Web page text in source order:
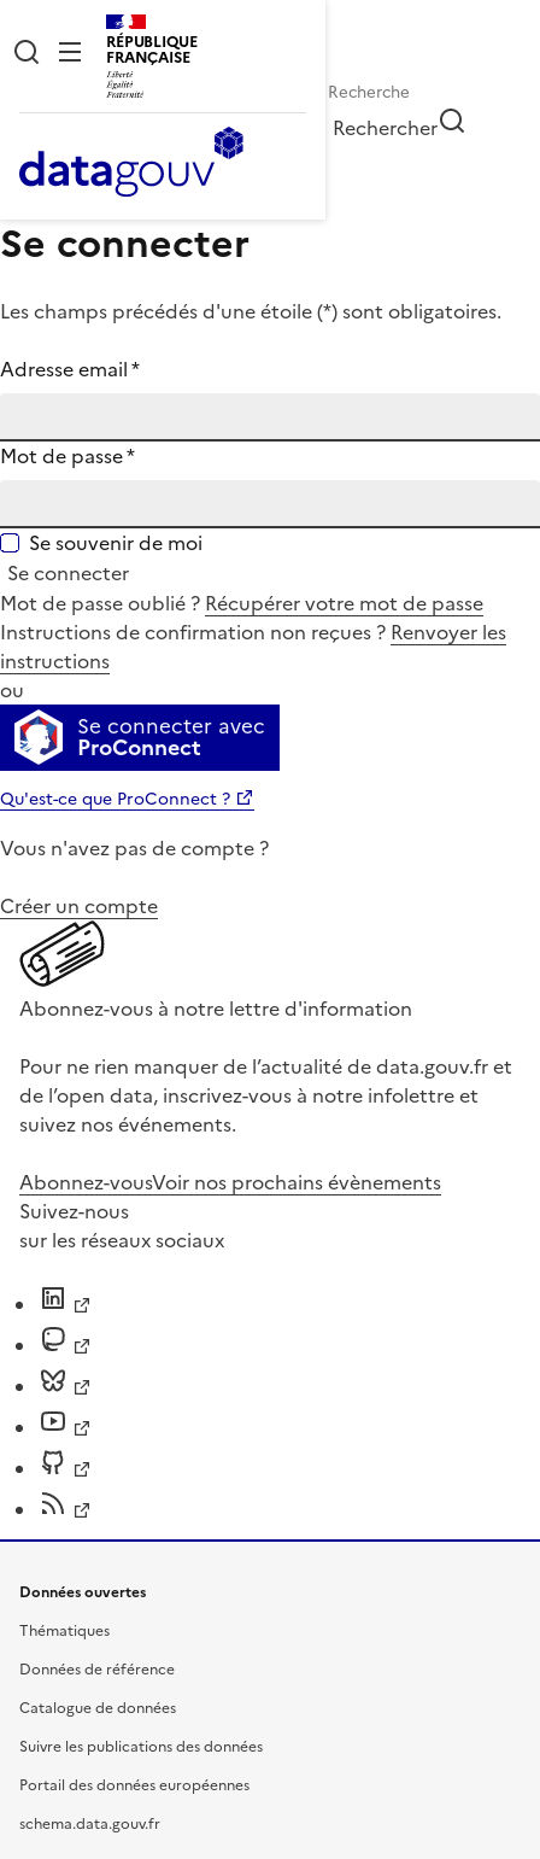
RÉPUBLIQUE
FRANÇAISE
Rechercher
Se connecter
Les champs précédés d'une étoile (*) sont obligatoires.
Adresse email*
Mot de passe*
Se souvenir de moi
Se connecter
Mot de passe oublié ? Récupérer votre mot de passe
Instructions de confirmation non reçues ? Renvoyer les
instructions
ou
Se connecter avec
ProConnect
Qu'est-ce que ProConnect ?
Vous n'avez pas de compte ?
Créer un compte
Abonnez-vous à notre lettre d'information
Pour ne rien manquer de l’actualité de data.gouv.fr et
de l’open data, inscrivez-vous à notre infolettre et
suivez nos événements.
Abonnez-vousVoir nos prochains évènements
Suivez-nous
sur les réseaux sociaux
Données ouvertes
Thématiques
Données de référence
Catalogue de données
Suivre les publications des données
Portail des données européennes
schema.data.gouv.fr